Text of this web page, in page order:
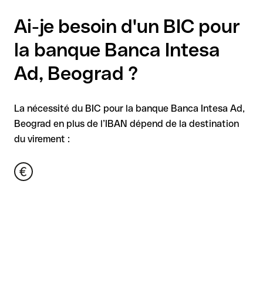
Ai-je besoin d'un BIC pour
la banque Banca Intesa
Ad, Beograd ?
La nécessité du BIC pour la banque Banca Intesa Ad,
Beograd en plus de l’IBAN dépend de la destination
du virement :